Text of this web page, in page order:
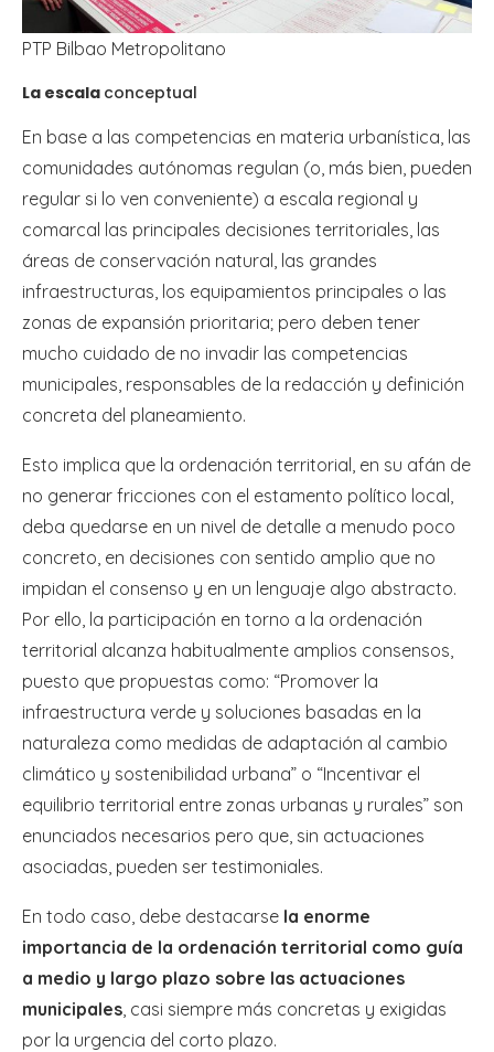
PTP Bilbao Metropolitano
La escala conceptual
En base a las competencias en materia urbanística, las
comunidades autónomas regulan (o, más bien, pueden
regular si lo ven conveniente) a escala regional y
comarcal las principales decisiones territoriales, las
áreas de conservación natural, las grandes
infraestructuras, los equipamientos principales o las
zonas de expansión prioritaria; pero deben tener
mucho cuidado de no invadir las competencias
municipales, responsables de la redacción y definición
concreta del planeamiento.
Esto implica que la ordenación territorial, en su afán de
no generar fricciones con el estamento político local,
deba quedarse en un nivel de detalle a menudo poco
concreto, en decisiones con sentido amplio que no
impidan el consenso y en un lenguaje algo abstracto.
Por ello, la participación en torno a la ordenación
territorial alcanza habitualmente amplios consensos,
puesto que propuestas como: “Promover la
infraestructura verde y soluciones basadas en la
naturaleza como medidas de adaptación al cambio
climático y sostenibilidad urbana” o “Incentivar el
equilibrio territorial entre zonas urbanas y rurales” son
enunciados necesarios pero que, sin actuaciones
asociadas, pueden ser testimoniales.
En todo caso, debe destacarse la enorme
importancia de la ordenación territorial como guía
a medio y largo plazo sobre las actuaciones
municipales , casi siempre más concretas y exigidas
por la urgencia del corto plazo.